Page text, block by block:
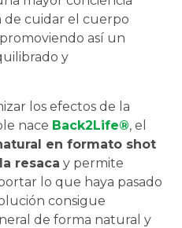
de cuidar el cuerpo
así un
y
los efectos de la
nace Back2Life®, el
en formato shot
resaca y permite
lo que haya pasado
consigue
de forma natural y